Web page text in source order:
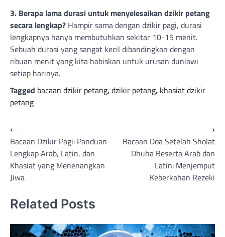
3. Berapa lama durasi untuk menyelesaikan dzikir petang
secara lengkap? Hampir sama dengan dzikir pagi, durasi
lengkapnya hanya membutuhkan sekitar 10-15 menit.
Sebuah durasi yang sangat kecil dibandingkan dengan
ribuan menit yang kita habiskan untuk urusan duniawi
setiap harinya.
Tagged bacaan dzikir petang,dzikir petang, khasiat dzikir
petang
Navigasi
pos
⟵
Bacaan Dzikir Pagi: Panduan
Lengkap Arab, Latin, dan
Khasiat yang Menenangkan
Jiwa
Bacaan Doa Setelah Sholat
Dhuha Beserta Arab dan
Latin: Menjemput
Keberkahan Rezeki
⟶
Related Posts